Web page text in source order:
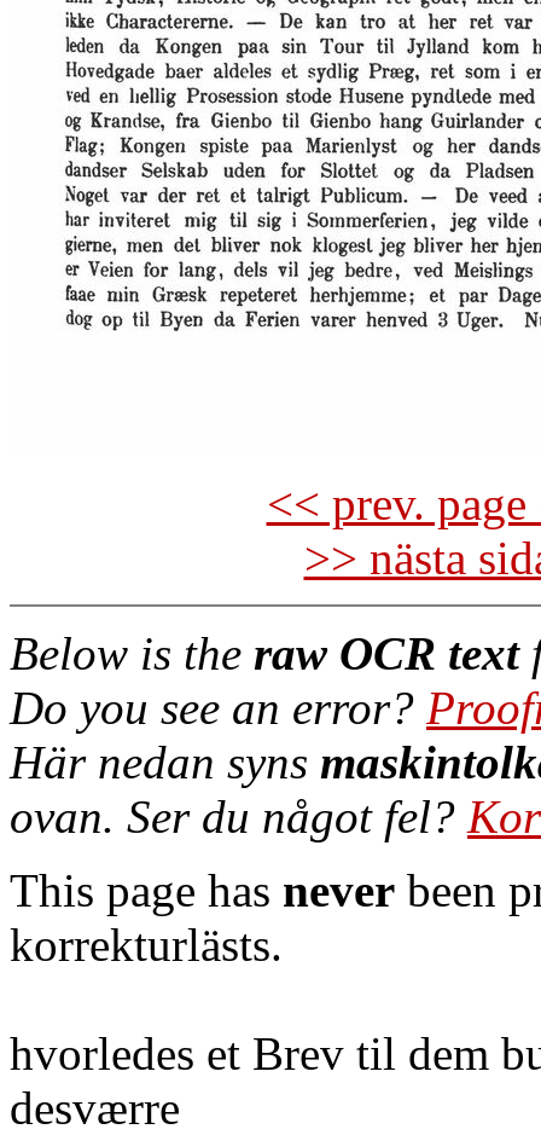
<< prev.
>> nästa
Below is the raw OCR text
Do you see an error?
Här nedan syns
ovan. Ser du något fel?
This page has never been
korrekturlästs.
hvorledes et Brev til dem
desværre